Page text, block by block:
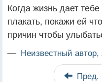
Когда жизнь дает
плакать, покажи ей
причин чтобы
— Неизвестный автор,
Пред.